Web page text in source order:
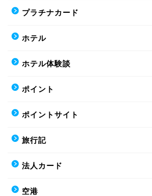
プラチナカード
ホテル
ホテル体験談
ポイント
ポイントサイト
旅行記
法人カード
空港